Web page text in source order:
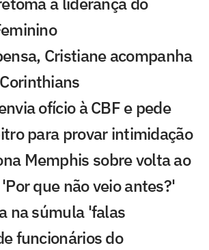
Cristiane acompanha
ofício à CBF e pede
para provar intimidação
Memphis sobre volta ao
que não veio antes?'
na súmula 'falas
funcionários do